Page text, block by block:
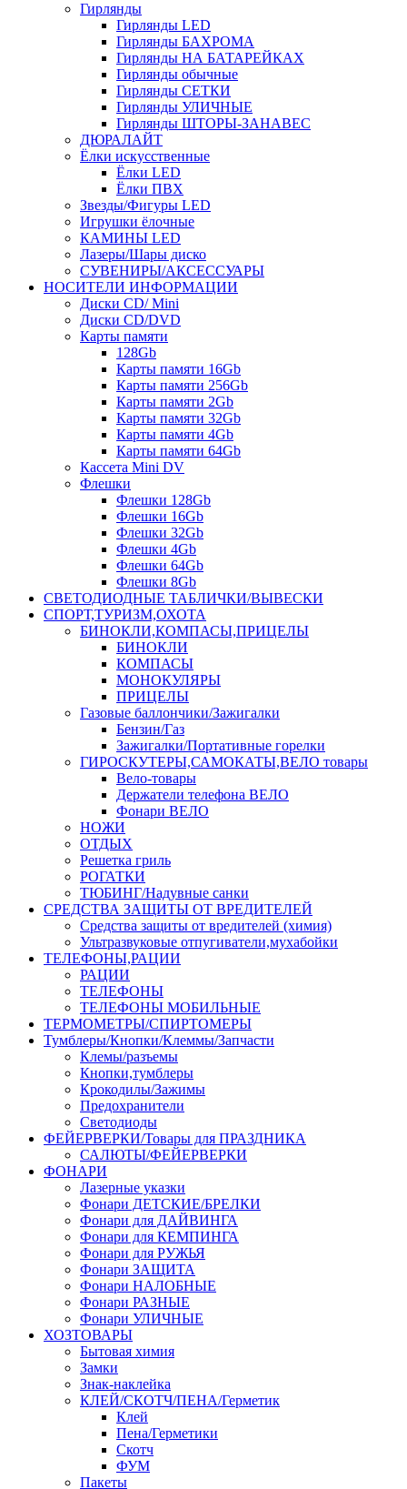
Гирлянды
Гирлянды LED
Гирлянды БАХРОМА
Гирлянды НА БАТАРЕЙКАХ
Гирлянды обычные
Гирлянды СЕТКИ
Гирлянды УЛИЧНЫЕ
Гирлянды ШТОРЫ-ЗАНАВЕС
ДЮРАЛАЙТ
Ёлки искусственные
Ёлки LED
Ёлки ПВХ
Звезды/Фигуры LED
Игрушки ёлочные
КАМИНЫ LED
Лазеры/Шары диско
СУВЕНИРЫ/АКСЕССУАРЫ
НОСИТЕЛИ ИНФОРМАЦИИ
Диски CD/ Mini
Диски CD/DVD
Карты памяти
128Gb
Карты памяти 16Gb
Карты памяти 256Gb
Карты памяти 2Gb
Карты памяти 32Gb
Карты памяти 4Gb
Карты памяти 64Gb
Кассета Mini DV
Флешки
Флешки 128Gb
Флешки 16Gb
Флешки 32Gb
Флешки 4Gb
Флешки 64Gb
Флешки 8Gb
СВЕТОДИОДНЫЕ ТАБЛИЧКИ/ВЫВЕСКИ
СПОРТ,ТУРИЗМ,ОХОТА
БИНОКЛИ,КОМПАСЫ,ПРИЦЕЛЫ
БИНОКЛИ
КОМПАСЫ
МОНОКУЛЯРЫ
ПРИЦЕЛЫ
Газовые баллончики/Зажигалки
Бензин/Газ
Зажигалки/Портативные горелки
ГИРОСКУТЕРЫ,САМОКАТЫ,ВЕЛО товары
Вело-товары
Держатели телефона ВЕЛО
Фонари ВЕЛО
НОЖИ
ОТДЫХ
Решетка гриль
РОГАТКИ
ТЮБИНГ/Надувные санки
СРЕДСТВА ЗАЩИТЫ ОТ ВРЕДИТЕЛЕЙ
Средства защиты от вредителей (химия)
Ультразвуковые отпугиватели,мухабойки
ТЕЛЕФОНЫ,РАЦИИ
РАЦИИ
ТЕЛЕФОНЫ
ТЕЛЕФОНЫ МОБИЛЬНЫЕ
ТЕРМОМЕТРЫ/СПИРТОМЕРЫ
Тумблеры/Кнопки/Клеммы/Запчасти
Клемы/разъемы
Кнопки,тумблеры
Крокодилы/Зажимы
Предохранители
Светодиоды
ФЕЙЕРВЕРКИ/Товары для ПРАЗДНИКА
САЛЮТЫ/ФЕЙЕРВЕРКИ
ФОНАРИ
Лазерные указки
Фонари ДЕТСКИЕ/БРЕЛКИ
Фонари для ДАЙВИНГА
Фонари для КЕМПИНГА
Фонари для РУЖЬЯ
Фонари ЗАЩИТА
Фонари НАЛОБНЫЕ
Фонари РАЗНЫЕ
Фонари УЛИЧНЫЕ
ХОЗТОВАРЫ
Бытовая химия
Замки
Знак-наклейка
КЛЕЙ/СКОТЧ/ПЕНА/Герметик
Клей
Пена/Герметики
Скотч
ФУМ
Пакеты